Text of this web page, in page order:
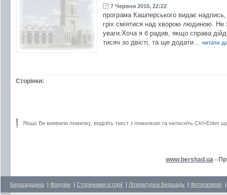
7 Червня 2010, 22:22
програма Кашперського видає
гріх сміятися над хворою людиною. Не
уваги.Хоча я б радив, якщо справа
тисяч зо двісті, та ще додати... читати
Сторінки:
Якщо Ви виявили помилку, виділіть текст з помилкою та натисніть Ctrl+Enter
www.bershad.ua -
Бершадщина | Форуми | Сторінками історії | Літературна Бершадь | Фотогалереї